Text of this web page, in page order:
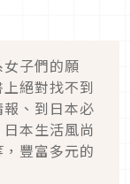
子們的願
絕對找不到
、到日本必
本生活風尚
豐富多元的